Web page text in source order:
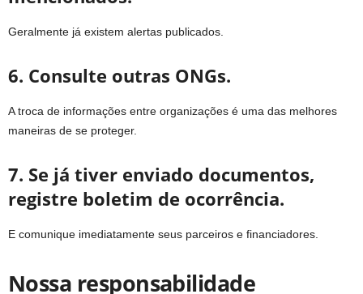
Geralmente já existem alertas publicados.
6. Consulte outras ONGs.
A troca de informações entre organizações é uma das melhores
maneiras de se proteger.
7. Se já tiver enviado documentos,
registre boletim de ocorrência.
E comunique imediatamente seus parceiros e financiadores.
Nossa responsabilidade